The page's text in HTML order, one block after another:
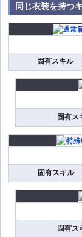
同じ衣装を持つ
固有スキル
固有ス
固有スキル
固有ス